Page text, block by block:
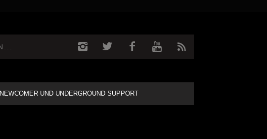
NEWCOMER UND UNDERGROUND SUPPORT